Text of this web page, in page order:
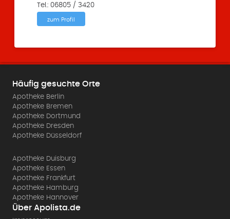
Tel.: 06805 / 3420
zum Profil
Häufig gesuchte Orte
Apotheke Berlin
Apotheke Bremen
Apotheke Dortmund
Apotheke Dresden
Apotheke Düsseldorf
Apotheke Duisburg
Apotheke Essen
Apotheke Frankfurt
Apotheke Hamburg
Apotheke Hannover
Über Apolista.de